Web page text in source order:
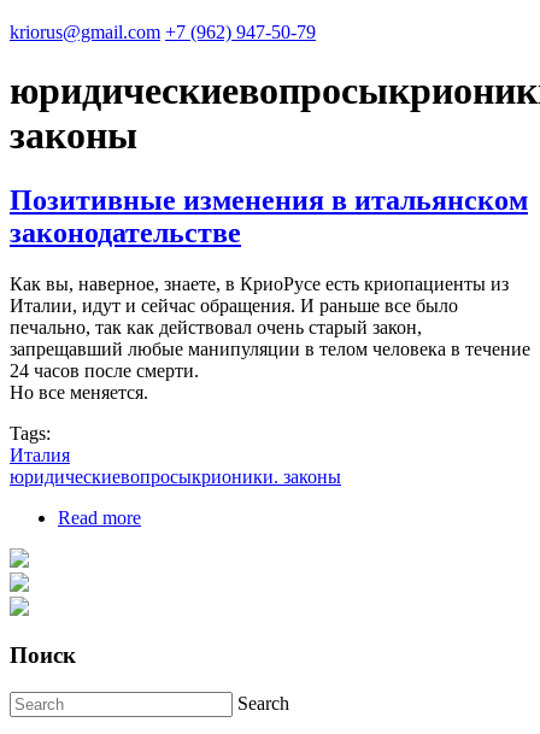
kriorus@gmail.com +7 (962) 947-50-79
законы
Позитивные изменения в итальянском
законодательстве
Как вы, наверное, знаете, в КриоРусе есть криопациенты из
Италии, идут и сейчас обращения. И раньше все было
печально, так как действовал очень старый закон,
запрещавший любые манипуляции в телом человека в течение
24 часов после смерти.
Но все меняется.
Tags:
Италия
юридическиевопросыкрионики. законы
Read more
Поиск
Search